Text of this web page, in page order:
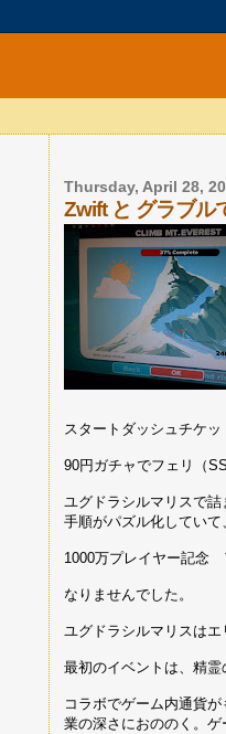
Thursday, April 28,
Zwift と グラブル
スタートダッシュチケ
90円ガチャでフェリ（
ユグドラシルマリスで詰
手順がパズル化していて
1000万プレイヤー記念
なりませんでした。
ユグドラシルマリスは
最初のイベントは、精霊
コラボでゲーム内通貨
業の深さにおののく。